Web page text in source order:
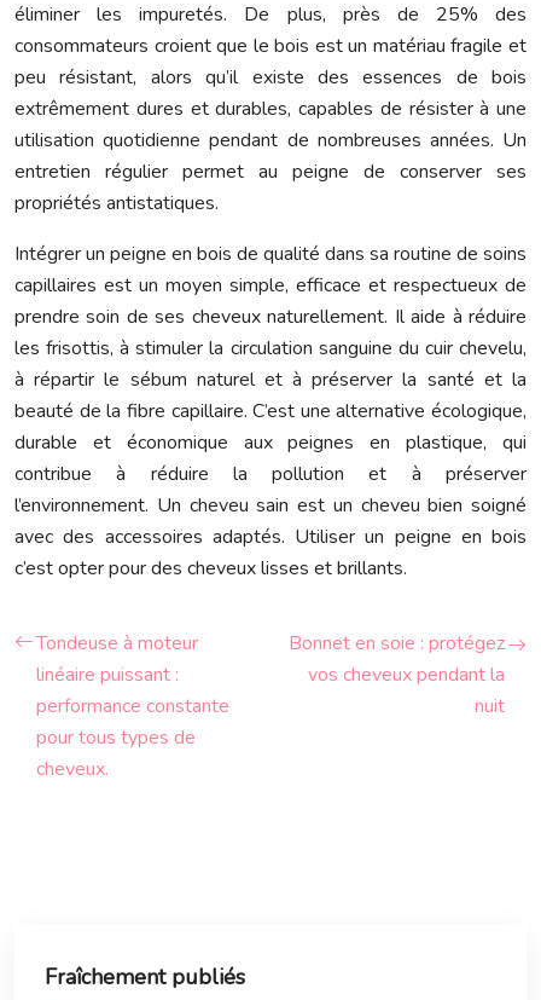
éliminer les impuretés. De plus, près de 25% des
consommateurs croient que le bois est un matériau fragile et
peu résistant, alors qu’il existe des essences de bois
extrêmement dures et durables, capables de résister à une
utilisation quotidienne pendant de nombreuses années. Un
entretien régulier permet au peigne de conserver ses
propriétés antistatiques.
Intégrer un peigne en bois de qualité dans sa routine de soins
capillaires est un moyen simple, efficace et respectueux de
prendre soin de ses cheveux naturellement. Il aide à réduire
les frisottis, à stimuler la circulation sanguine du cuir chevelu,
à répartir le sébum naturel et à préserver la santé et la
beauté de la fibre capillaire. C’est une alternative écologique,
durable et économique aux peignes en plastique, qui
contribue à réduire la pollution et à préserver
l’environnement. Un cheveu sain est un cheveu bien soigné
avec des accessoires adaptés. Utiliser un peigne en bois
c’est opter pour des cheveux lisses et brillants.
Tondeuse à moteur
linéaire puissant :
performance constante
pour tous types de
cheveux.
Bonnet en soie : protégez
vos cheveux pendant la
nuit
Fraîchement publiés